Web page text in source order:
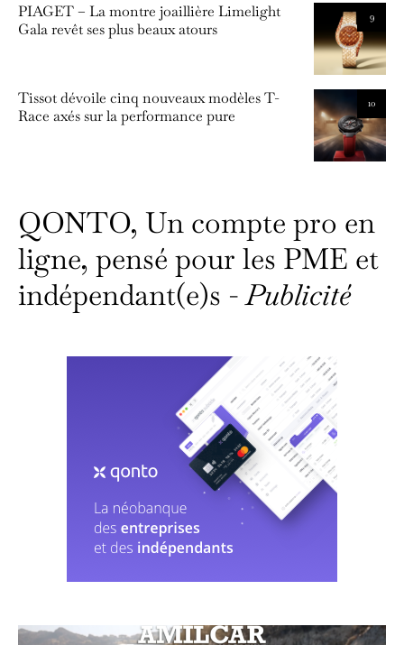
9
PIAGET – La montre joaillière Limelight
Gala revêt ses plus beaux atours
10
Tissot dévoile cinq nouveaux modèles T-
Race axés sur la performance pure
QONTO, Un compte pro en
ligne, pensé pour les PME et
indépendant(e)s -Publicité